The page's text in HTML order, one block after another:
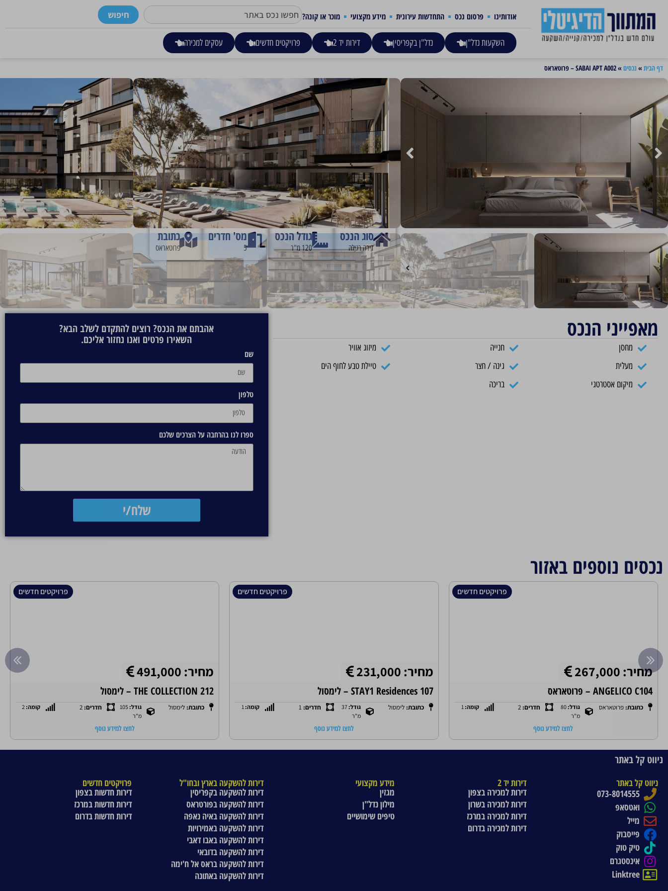
אודותינו פרסום נכס התחדשות עירונית מידע מקצועי מוכר או קונה? חיפוש
השקעות נדל"ן נדל"ן בקפריסין דירות יד 2 פרויקטים חדשים עסקים למכירה
דף הבית »נכסים »SABAI APT A002 – פרוטאראס
SABAI APT A002 – פרוטאראס
1,250,000
פרויקט ייחודי של 22 יחידות אקסקלוסיביות, היוצרות חווית מגורים ייחודית. הוא כולל מערך של וילות עם 5 חדרי שינה ודירות עם 2, 3 ו-4 חדרי שינה
על חוף הים, כל אחת מהן מייצגת סטנדרטים אסתטיים גבוהים, ארכיטקטורה אוונגרדית ואיכות פרימיום, מה שמעלה את הרף של מגורים יוקרתיים.
המתחם הוא גם ביתם של סטודיו כושר חדשני ומכוני עיסוי. השטחים הקהילתיים מעוצבים בקפידה כדי להתעלות מעל הרגיל, ומציעים אווירה כמו מלון
ובלעדיות.
קרא עוד
סוג הנכס
דירה רגילה
גודל הנכס
120 מ"ר
מס' חדרים
5
כתובת
פרוטאראס
מאפייני הנכס
מחסן חנייה
מיזוג אוויר
מעלית
גינה / חצר
טיילת טבע לחוף הים
מיקום אסטרטגי
בריכה
אהבתם את הנכס? רוצים להתקדם לשלב הבא?
השאירו פרטים ואנו נחזור אליכם.
שם
טלפון
ספרו לנו בהרחבה על הצרכים שלכם
שלח/י
נכסים נוספים באזור
פרויקטים חדשים
מחיר: 267,000
ANGELICO C104 – פרוטאראס
כתובת: פרוטאראס גודל:80
מ"ר
חדרים: 2 קומה: 1
לחצו למידע נוסף
פרויקטים חדשים
מחיר: 231,000
STAY1 Residences 107 – לימסול
כתובת:לימסול גודל:37
מ"ר
חדרים: 1 קומה: 1
לחצו למידע נוסף
פרויקטים חדשים
מחיר: 491,000
THE COLLECTION 212 – לימסול
כתובת: לימסול גודל:105
מ"ר
חדרים:2 קומה: 2
לחצו למידע נוסף
ניווט קל באתר
ניווט קל באתר
073-8014555
ואטסאפ
מייל
פייסבוק
טיק טוק
אינסטגרם
Linktree
דירות יד 2
דירות למכירה בצפון
דירות למכירה בשרון
דירות למכירה במרכז
דירות למכירה בדרום
מידע מקצועי
מגזין
מילון נדל"ן
טיפים שימושיים
דירות להשקעה בארץ ובחו"ל
דירות להשקעה בקפריסין
דירות להשקעה בפורטראס
דירות להשקעה באיה נאפה
דירות להשקעה באמירויות
דירות להשקעה באבו דאבי
דירות להשקעה בדובאי
דירות להשקעה בראס אל ח'ימה
דירות להשקעה באתונה
פרויקטים חדשים
דירות חדשות בצפון
דירות חדשות במרכז
דירות חדשות בדרום